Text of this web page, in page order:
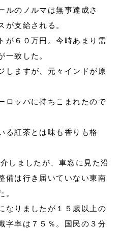
ルのノルマは無事達成さ
が支給される。
が６０万円。今時あまり需
一致した。
しますが、元々インドが原
ロッパに持ちこまれたので
る紅茶とは味も香りも格
しましたが、車窓に見た沿
備は行き届いていない東南
。
なりましたが１５歳以上の
字率は７５％。国民の３分